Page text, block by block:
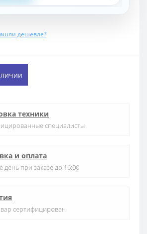
дешевле?
техники
специалисты
и оплата
день при заказе до 16:00
сертифицирован